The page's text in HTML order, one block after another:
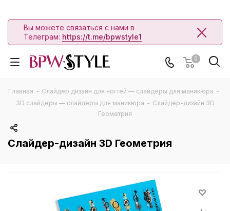
Вы можете связаться с нами в
Телеграм: https://t.me/bpwstyle1
0
Главная - Слайдер дизайн для ногтей — слайдеры для маникюра -
3D слайдеры — слайдеры для маникюра - Слайдер-дизайн 3D
Геометрия
Слайдер-дизайн 3D Геометрия